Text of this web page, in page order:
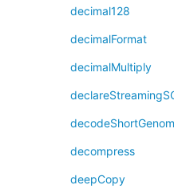
decimal128
decimalFormat
decimalMultiply
decompress
deepCopy